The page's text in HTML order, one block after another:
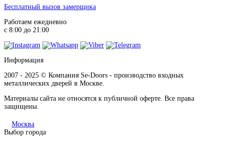
Коньяк
Бесплатный вызов замерщика
Работаем ежедневно
с 8:00 до 21:00
Информация
2007 - 2025 © Компания Se-Doors - производство входных
металлических дверей в Москве.
Материалы сайта не относятся к публичной оферте. Все права
защищены.
Москва
Выбор города